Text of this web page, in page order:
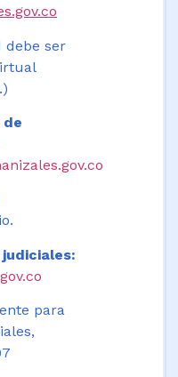
debe ser
de
para